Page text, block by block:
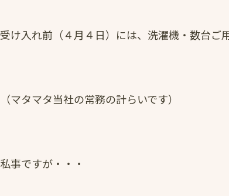
受け入れ前（４月４日）には、洗濯機・数台ご
（マタマタ当社の常務の計らいです）
私事ですが・・・